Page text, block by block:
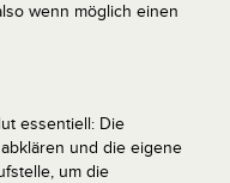
wenn möglich einen
essentiell: Die
und die eigene
um die